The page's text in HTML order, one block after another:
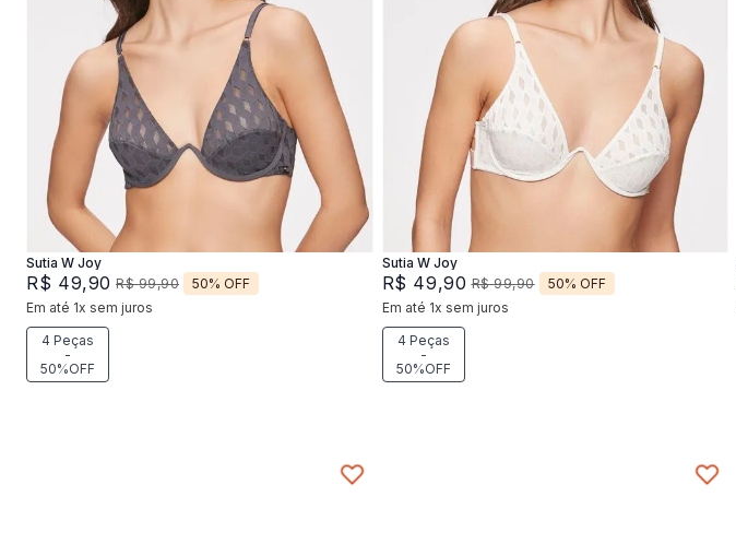
42 44 46
Sutia W Joy
R$ 49,90 R$ 99,90 50% OFF
Em até 1x sem juros
4 Peças
-
50%OFF
42 44 46
Sutia W Joy
R$ 49,90 R$ 99,90 50% OFF
Em até 1x sem juros
4 Peças
-
50%OFF